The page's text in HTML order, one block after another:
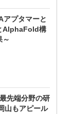
アプタマーと
AlphaFold構
～
先端分野の研
山もアピール